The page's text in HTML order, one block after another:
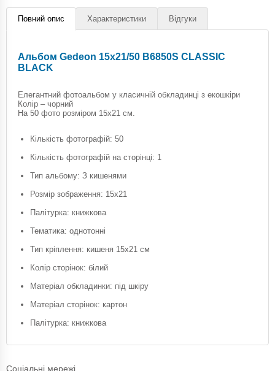
Повний опис Характеристики Відгуки
Альбом Gedeon 15х21/50 B6850S CLASSIC
BLACK
Елегантний фотоальбом у класичній обкладинці з екошкіри
Колір – чорний
На 50 фото розміром 15х21 см.
Кількість фотографій: 50
Кількість фотографій на сторінці: 1
Тип альбому: З кишенями
Розмір зображення: 15х21
Палітурка: книжкова
Тематика: однотонні
Тип кріплення: кишеня 15х21 см
Колір сторінок: білий
Матеріал обкладинки: під шкіру
Матеріал сторінок: картон
Палітурка: книжкова
Соціальні мережі